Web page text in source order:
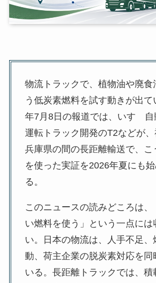
物流トラックで、植物油や廃食
う低炭素燃料を試す動きが出て
年7月8日の報道では、いすゞ
運転トラック開発のT2などが、
兵庫県の間の長距離輸送で、こ
を使った実証を2026年夏にも
る。
このニュースの読みどころは、
い燃料を使う」という一点には
い。日本の物流は、人手不足、
動、荷主企業の脱炭素対応を同
いる。長距離トラックでは、積